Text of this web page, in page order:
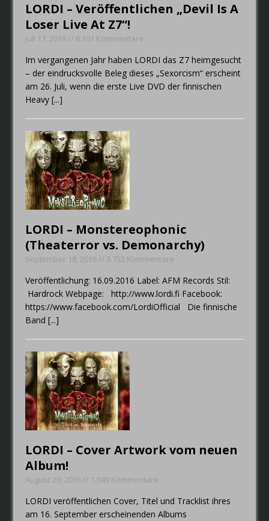
LORDI – Veröffentlichen „Devil Is A
Loser Live At Z7“!
Juli 17, 2019 // 6.101 Kommentare
Im vergangenen Jahr haben LORDI das Z7 heimgesucht
– der eindrucksvolle Beleg dieses „Sexorcism“ erscheint
am 26. Juli, wenn die erste Live DVD der finnischen
Heavy[...]
LORDI – Monstereophonic
(Theaterror vs. Demonarchy)
September 18, 2016 // 3.752 Kommentare
Veröffentlichung: 16.09.2016 Label: AFM Records Stil:
Hardrock Webpage: http://www.lordi.fi Facebook:
https://www.facebook.com/LordiOfficial Die finnische
Band[...]
LORDI – Cover Artwork vom neuen
Album!
August 29, 2016 // 1.049 Kommentare
LORDI veröffentlichen Cover, Titel und Tracklist ihres
am 16. September erscheinenden Albums